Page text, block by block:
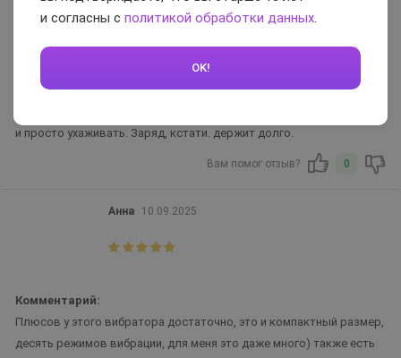
Недостатки: На нашла
Комментарий:
Аккуратный, очень приятный материал, на пальце сидит
великолепно. Режимы вибрации просто — топ! При этом
и просто ухаживать. Заряд, кстати. держит долго.
Вам помог отзыв? 0
Анна 10.09.2025
Комментарий:
Плюсов у этого вибратора достаточно, это и компактный размер,
десять режимов вибрации, для меня это даже много) также есть
и согласны с политикой обработки данных
OK!